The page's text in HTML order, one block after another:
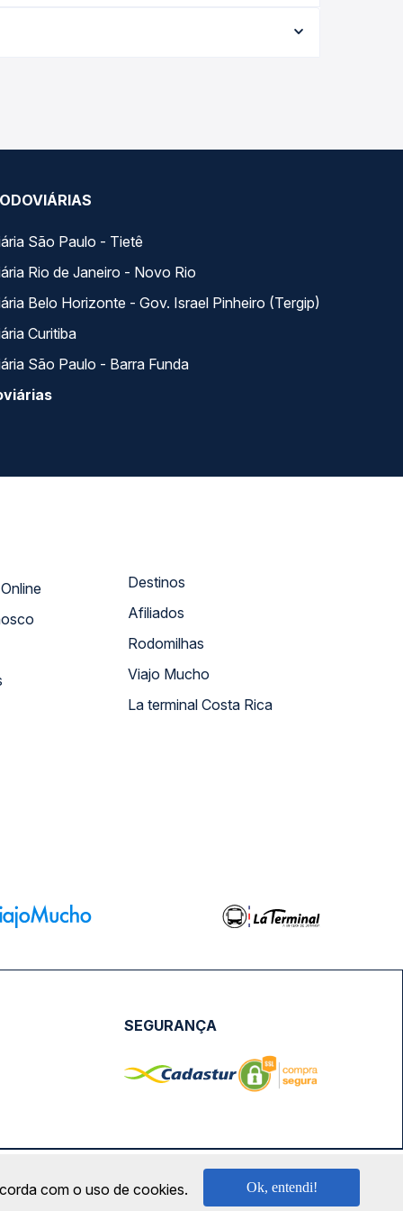
garante a melhor oferta para o seu roteiro.
São Paulo - Tietê
Rio de Janeiro - Novo Rio
Belo Horizonte - Gov. Israel Pinheiro (Tergip)
Curitiba
São Paulo - Barra Funda
Atendimento Online
Destinos
Afiliados
Rodomilhas
Viajo Mucho
La terminal Costa Rica
SEGURANÇA
0001-57 | saconibus@queropassagem.com.br
com o uso de cookies. Ok, entendi!